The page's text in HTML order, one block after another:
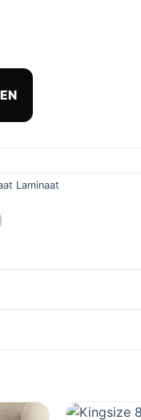
€ 45,45.
Laminaat